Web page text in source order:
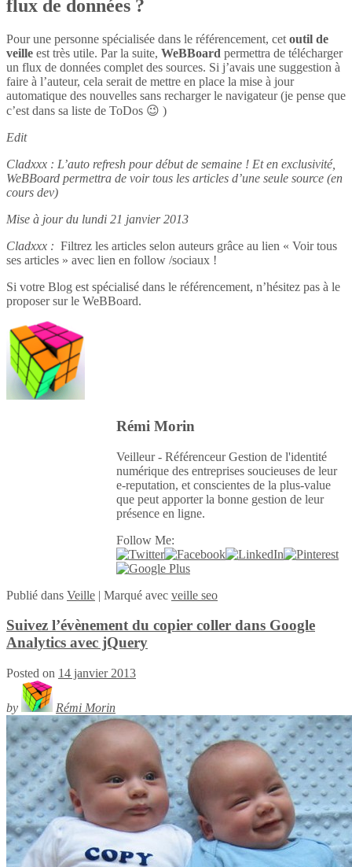
flux de données ?
Pour une personne spécialisée dans le référencement, cet outil de
veille est très utile. Par la suite, WeBBoard permettra de télécharger
un flux de données complet des sources. Si j’avais une suggestion à
faire à l’auteur, cela serait de mettre en place la mise à jour
automatique des nouvelles sans recharger le navigateur (je pense que
c’est dans sa liste de ToDos 😉 )
Edit
Cladxxx : L’auto refresh pour début de semaine ! Et en exclusivité,
WeBBoard permettra de voir tous les articles d’une seule source (en
cours dev)
Mise à jour du lundi 21 janvier 2013
Cladxxx : Filtrez les articles selon auteurs grâce au lien « Voir tous
ses articles » avec lien en follow /sociaux !
Si votre Blog est spécialisé dans le référencement, n’hésitez pas à le
proposer sur le WeBBoard.
Rémi Morin
Veilleur - Référenceur Gestion de l'identité
numérique des entreprises soucieuses de leur
e-reputation, et conscientes de la plus-value
que peut apporter la bonne gestion de leur
présence en ligne.
Follow Me:
Publié dans Veille | Marqué avec veille seo
Suivez l’évènement du copier coller dans Google
Analytics avec jQuery
Posted on 14 janvier 2013
by Rémi Morin